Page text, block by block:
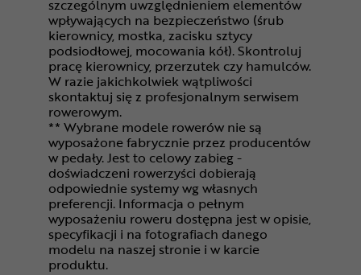
szczególnym uwzględnieniem elementów
wpływających na bezpieczeństwo (śrub
kierownicy, mostka, zacisku sztycy
podsiodłowej, mocowania kół). Skontroluj
pracę kierownicy, przerzutek czy hamulców.
W razie jakichkolwiek wątpliwości
skontaktuj się z profesjonalnym serwisem
rowerowym.
** Wybrane modele rowerów nie są
wyposażone fabrycznie przez producentów
w pedały. Jest to celowy zabieg -
doświadczeni rowerzyści dobierają
odpowiednie systemy wg własnych
preferencji. Informacja o pełnym
wyposażeniu roweru dostępna jest w opisie,
specyfikacji i na fotografiach danego
modelu na naszej stronie i w karcie
produktu.